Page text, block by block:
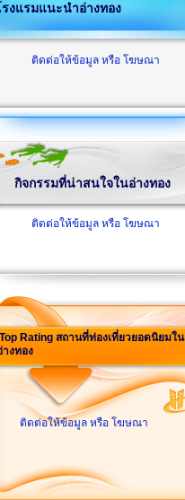
งแรมแนะนำอ่างทอง
ติดต่อให้ข้อมูล หรือ โฆษณา
กิจกรรมที่น่าสนใจในอ่างทอง
ติดต่อให้ข้อมูล หรือ โฆษณา
Top Rating สถานที่ท่องเที่ยวยอดนิยมใน
างทอง
ติดต่อให้ข้อมูล หรือ โฆษณา